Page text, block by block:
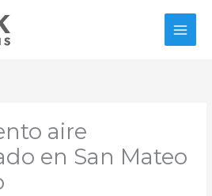
aire
en San Mateo